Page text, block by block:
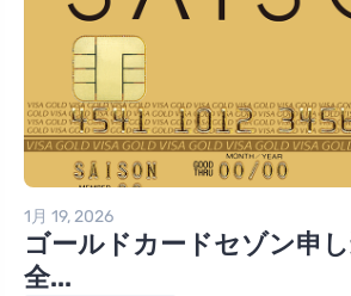
1月 19, 2026
ゴールドカードセゾン申
全...